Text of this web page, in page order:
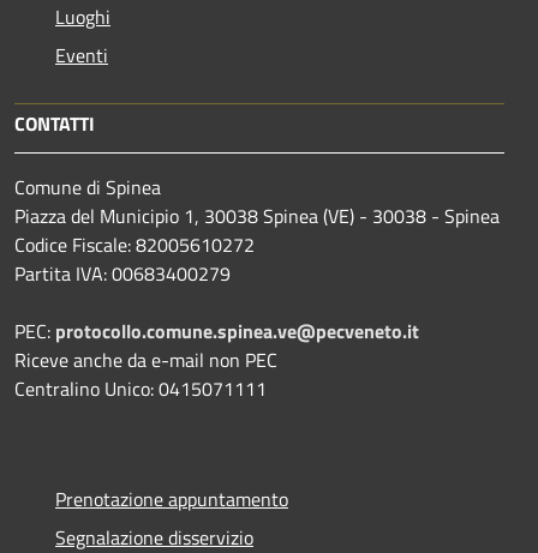
Luoghi
Eventi
CONTATTI
Comune di Spinea
Piazza del Municipio 1, 30038 Spinea (VE) - 30038 - Spinea
Codice Fiscale: 82005610272
Partita IVA: 00683400279
PEC: protocollo.comune.spinea.ve@pecveneto.it
Riceve anche da e-mail non PEC
Centralino Unico: 0415071111
Prenotazione appuntamento
Segnalazione disservizio